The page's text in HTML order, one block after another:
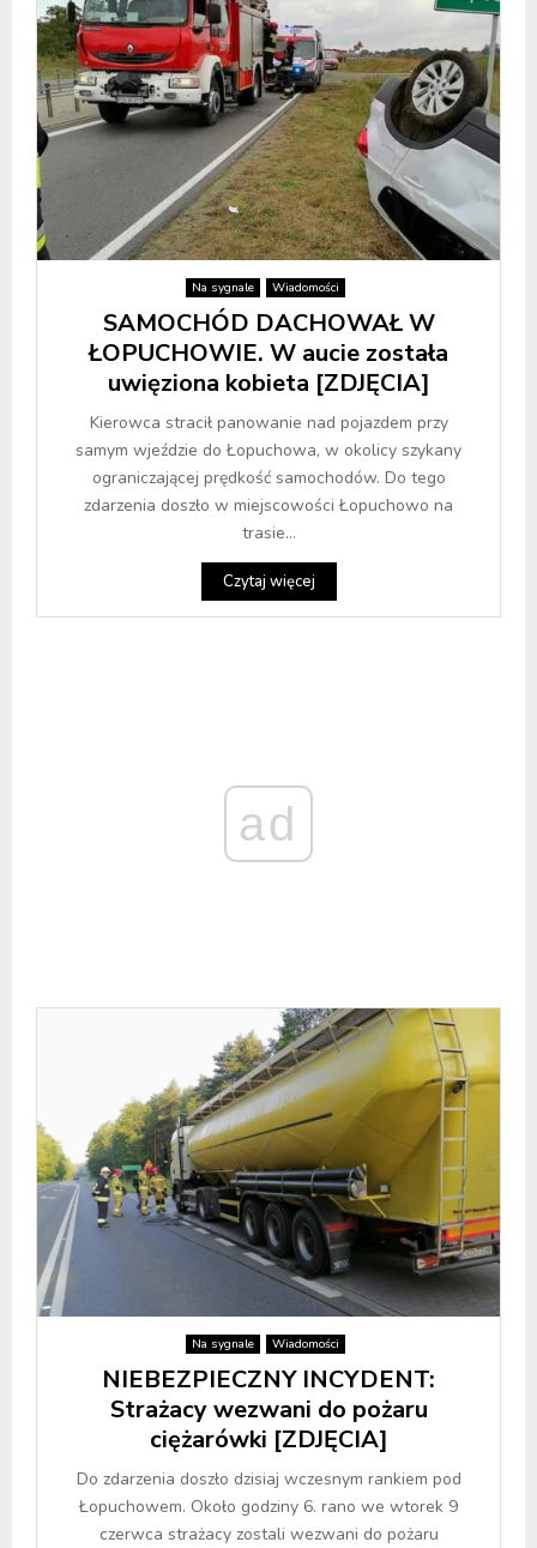
Na sygnale Wiadomości
SAMOCHÓD DACHOWAŁ W
ŁOPUCHOWIE. W aucie została
uwięziona kobieta [ZDJĘCIA]
Kierowca stracił panowanie nad pojazdem przy
samym wjeździe do Łopuchowa, w okolicy szykany
ograniczającej prędkość samochodów. Do tego
zdarzenia doszło w miejscowości Łopuchowo na
trasie...
Czytaj więcej
ad
Na sygnale Wiadomości
NIEBEZPIECZNY INCYDENT:
Strażacy wezwani do pożaru
ciężarówki [ZDJĘCIA]
Do zdarzenia doszło dzisiaj wczesnym rankiem pod
Łopuchowem. Około godziny 6. rano we wtorek 9
czerwca strażacy zostali wezwani do pożaru